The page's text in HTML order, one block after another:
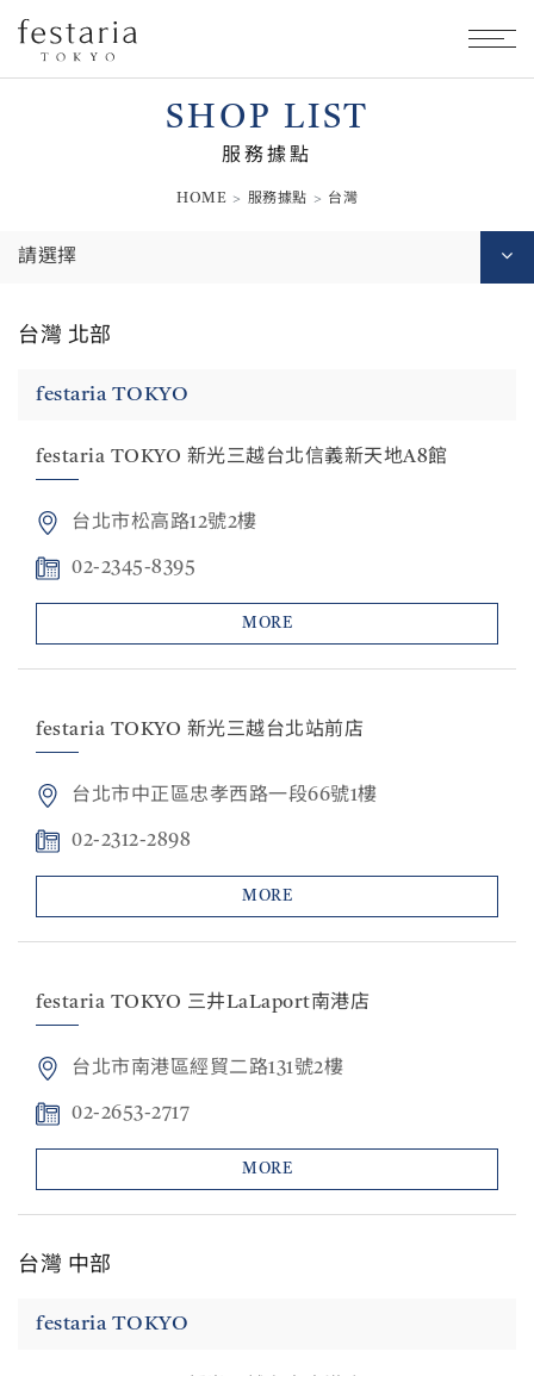
SHOP LIST
服務據點
HOME 服務據點 台灣
請選擇
台灣 北部
festaria TOKYO
festaria TOKYO 新光三越台北信義新天地A8館
台北市松高路12號2樓
02-2345-8395
MORE
festaria TOKYO 新光三越台北站前店
台北市中正區忠孝西路一段66號1樓
02-2312-2898
MORE
festaria TOKYO 三井LaLaport南港店
台北市南港區經貿二路131號2樓
02-2653-2717
MORE
台灣 中部
festaria TOKYO